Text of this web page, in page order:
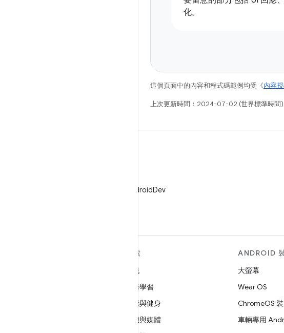
化。
這個頁面中的內容和程式碼範例均受《內容
上次更新時間：2024-07-02 (世界標準時間)
在 X 中追蹤 @AndroidDev
探索
遊戲
機器學習
健康與健身
相機與媒體
ANDROID
大螢幕
Wear OS
ChromeOS
車輛專用